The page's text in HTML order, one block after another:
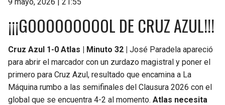
¡¡¡GOOOOOOOOOL DE CRUZ AZUL!!!
Cruz Azul 1-0 Atlas | Minuto 32 | José Paradela apareció
para abrir el marcador con un zurdazo magistral y poner el
primero para Cruz Azul, resultado que encamina a La
Máquina rumbo a las semifinales del Clausura 2026 con el
global que se encuentra 4-2 al momento. Atlas necesita